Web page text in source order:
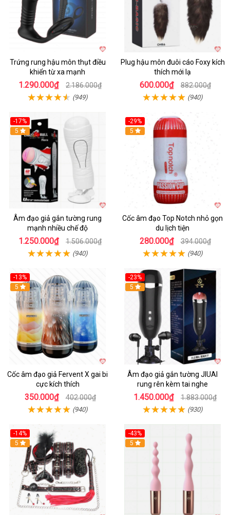
Trứng rung hậu môn thụt điều
khiển từ xa mạnh
1.290.000₫ 2.186.000₫
(949)
Plug hậu môn đuôi cáo Foxy kích
thích mới lạ
600.000₫ 882.000₫
(940)
-17%
5
Âm đạo giả gắn tường rung
mạnh nhiều chế độ
1.250.000₫ 1.506.000₫
(940)
-29%
5
Cốc âm đạo Top Notch nhỏ gọn
du lịch tiện
280.000₫ 394.000₫
(940)
-13%
Hot
5
Cốc âm đạo giả Fervent X gai bi
cực kích thích
350.000₫ 402.000₫
(940)
-23%
5
Âm đạo giả gắn tường JIUAI
rung rên kèm tai nghe
1.450.000₫ 1.883.000₫
(930)
-14%
Hot
5
-43%
5